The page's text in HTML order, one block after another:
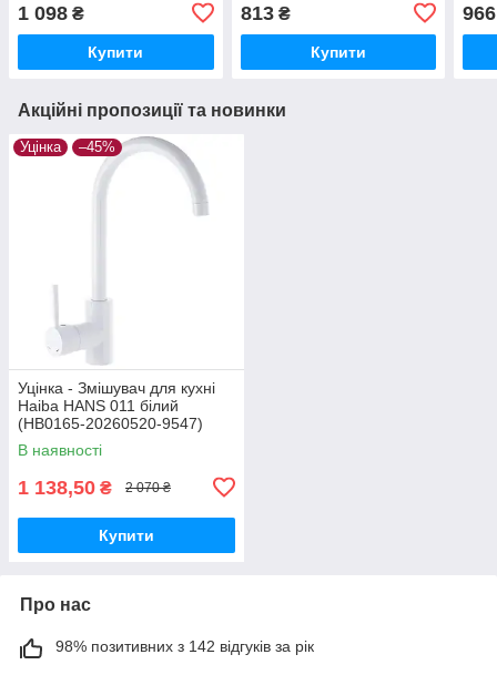
1 098 ₴
Купити
813₴
Купити
966
Акційні пропозиції та новинки
Уцінка –45%
Уцінка - Змішувач для кухні
Haiba HANS 011 білий
(HB0165-20260520-9547)
В наявності
1 138,50 ₴ 2 070 ₴
Купити
Про нас
98% позитивних з 142 відгуків за рік